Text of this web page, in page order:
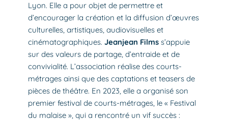
Lyon. Elle a pour objet de permettre et
d’encourager la création et la diffusion d’œuvres
culturelles, artistiques, audiovisuelles et
cinématographiques. Jeanjean Films s’appuie
sur des valeurs de partage, d’entraide et de
convivialité. L’association réalise des courts-
métrages ainsi que des captations et teasers de
pièces de théâtre. En 2023, elle a organisé son
premier festival de courts-métrages, le « Festival
du malaise », qui a rencontré un vif succès :